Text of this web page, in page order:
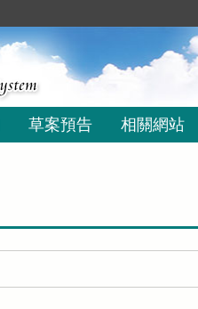
草案預告 相關網站